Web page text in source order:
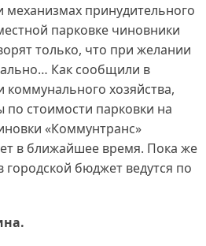
принудительного
парковке чиновники
только, что при желании
Как сообщили в
коммунального хозяйства,
стоимости парковки на
«Коммунтранс»
в ближайшее время. Пока же
городской бюджет ведутся по